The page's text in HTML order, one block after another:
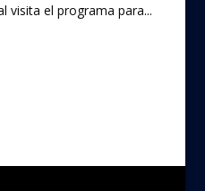
visita el programa para...